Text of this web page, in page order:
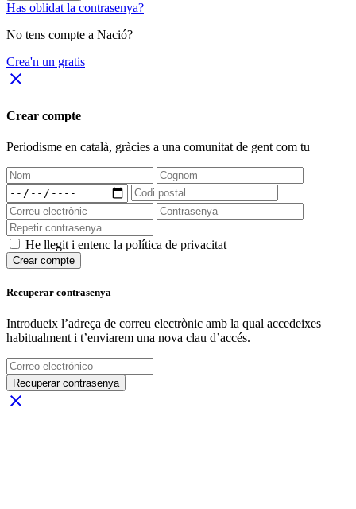
Has oblidat la contrasenya?
No tens compte a Nació?
Crea'n un gratis
close
Crear compte
Periodisme en català, gràcies a una comunitat de gent com tu
He llegit i entenc la política de privacitat
Crear compte
Recuperar contrasenya
Introdueix l’adreça de correu electrònic amb la qual accedeixes
habitualment i t’enviarem una nova clau d’accés.
Recuperar contrasenya
close